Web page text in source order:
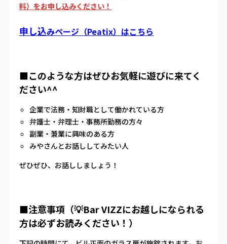
料）をお申し込みください！
申し込みページ（Peatix）はこちら
■このような方はぜひお気軽に遊びに来てく
ださい^^
企業で法務・知財職として働かれている方
弁護士・弁理士・事務所勤務の方々
副業・兼業に興味のある方
みやさんとお話ししてみたい人
ぜひぜひ、お話ししましょう！
■注意事項（💡Bar VIZZにお越しになられる
方は必ずお読みください！）